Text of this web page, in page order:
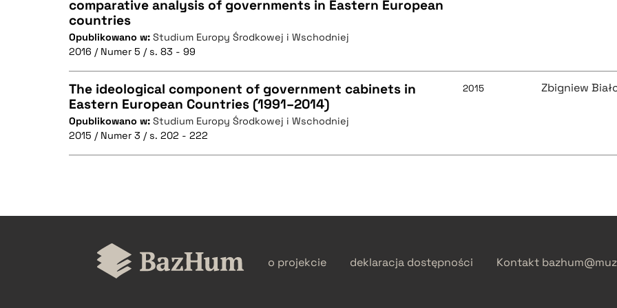
CZYSTY TEKST
BIBTEX
comparative analysis of governments in Eastern European
countries
Opublikowano w: Studium Europy Środkowej i Wschodniej
2016 / Numer 5 / s. 83 - 99
CZYSTY TEKST
The ideological component of government cabinets in
Eastern European Countries (1991–2014)
Opublikowano w: Studium Europy Środkowej i Wschodniej
2015 / Numer 3 / s. 202 - 222
2015 Zbigniew
o projekcie deklaracja dostępności Kontakt